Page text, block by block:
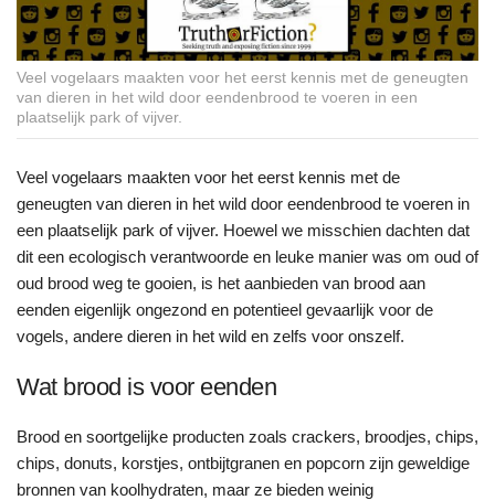
Veel vogelaars maakten voor het eerst kennis met de geneugten
van dieren in het wild door eendenbrood te voeren in een
plaatselijk park of vijver.
Veel vogelaars maakten voor het eerst kennis met de
geneugten van dieren in het wild door eendenbrood te voeren in
een plaatselijk park of vijver. Hoewel we misschien dachten dat
dit een ecologisch verantwoorde en leuke manier was om oud of
oud brood weg te gooien, is het aanbieden van brood aan
eenden eigenlijk ongezond en potentieel gevaarlijk voor de
vogels, andere dieren in het wild en zelfs voor onszelf.
Wat brood is voor eenden
Brood en soortgelijke producten zoals crackers, broodjes, chips,
chips, donuts, korstjes, ontbijtgranen en popcorn zijn geweldige
bronnen van koolhydraten, maar ze bieden weinig